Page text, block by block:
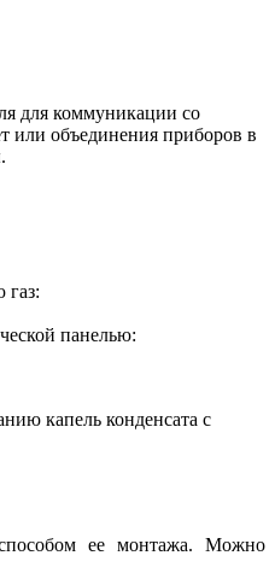
для коммуникации со
или объединения приборов в
газ:
панелью:
капель конденсата с
ее монтажа. Можно